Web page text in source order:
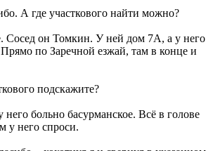
А где участкового найти можно?
Сосед он Томкин. У ней дом 7А, а у него
по Заречной езжай, там в конце и
подскажите?
больно басурманское. Всё в голове
у него спроси.